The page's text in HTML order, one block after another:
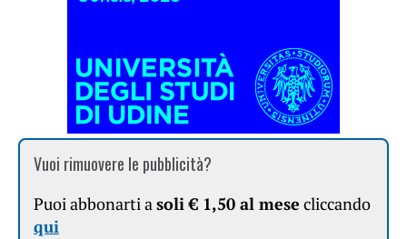
Vuoi rimuovere le pubblicità?
Puoi abbonarti asoli € 1,50 al mese cliccando
qui